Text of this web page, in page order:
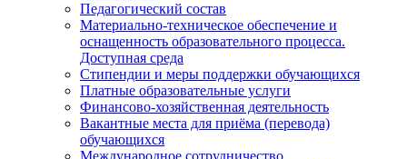
Педагогический состав
Материально-техническое обеспечение и
оснащенность образовательного процесса.
Доступная среда
Стипендии и меры поддержки обучающихся
Платные образовательные услуги
Финансово-хозяйственная деятельность
Вакантные места для приёма (перевода)
обучающихся
Международное сотрудничество